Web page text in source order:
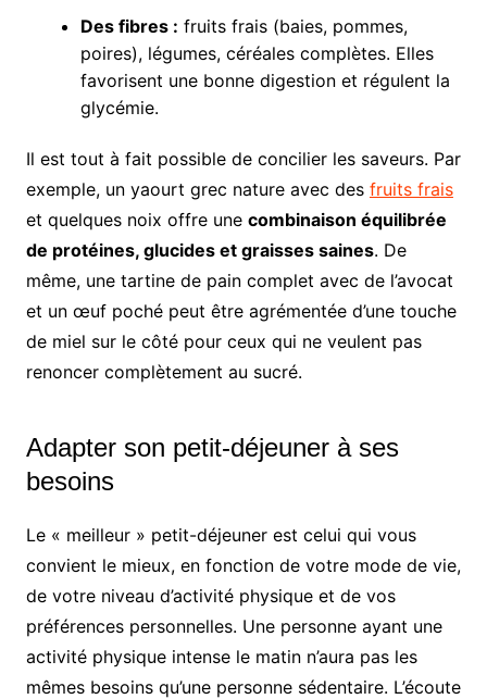
Des fibres : fruits frais (baies, pommes,
poires), légumes, céréales complètes. Elles
favorisent une bonne digestion et régulent la
glycémie.
Il est tout à fait possible de concilier les saveurs. Par
exemple, un yaourt grec nature avec des fruits frais
et quelques noix offre une combinaison équilibrée
de protéines, glucides et graisses saines. De
même, une tartine de pain complet avec de l’avocat
et un œuf poché peut être agrémentée d’une touche
de miel sur le côté pour ceux qui ne veulent pas
renoncer complètement au sucré.
Adapter son petit-déjeuner à ses
besoins
Le « meilleur » petit-déjeuner est celui qui vous
convient le mieux, en fonction de votre mode de vie,
de votre niveau d’activité physique et de vos
préférences personnelles. Une personne ayant une
activité physique intense le matin n’aura pas les
mêmes besoins qu’une personne sédentaire. L’écoute